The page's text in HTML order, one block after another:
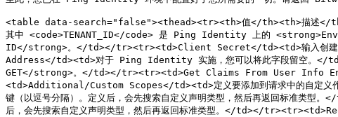
<table data-search="false"><thead><tr><th>值</th><th>描述</
其中 <code>TENANT_ID</code> 是 Ping Identity 上的
ID</strong>。</td></tr><tr><td>Client Secret</td><td>输入创建的
Address</td><td>对于 Ping Identity 实施，您可以将此字段留空
GET</strong>。</td></tr><tr><td>Get Claims From User Info
<td>Additional/Custom Scopes</td><td>定义要添加到请求中的自定
键（以逗号分隔）。定义后，会先搜索自定义声明类型，然后再返回标准
后，会先搜索自定义声明类型，然后再返回标准类型。</td></